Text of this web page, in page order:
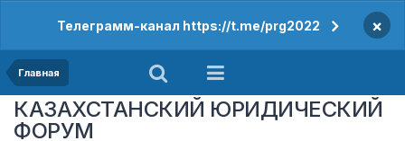
Телеграмм-канал https://t.me/prg2022 ×
Главная
КАЗАХСТАНСКИЙ ЮРИДИЧЕСКИЙ
ФОРУМ